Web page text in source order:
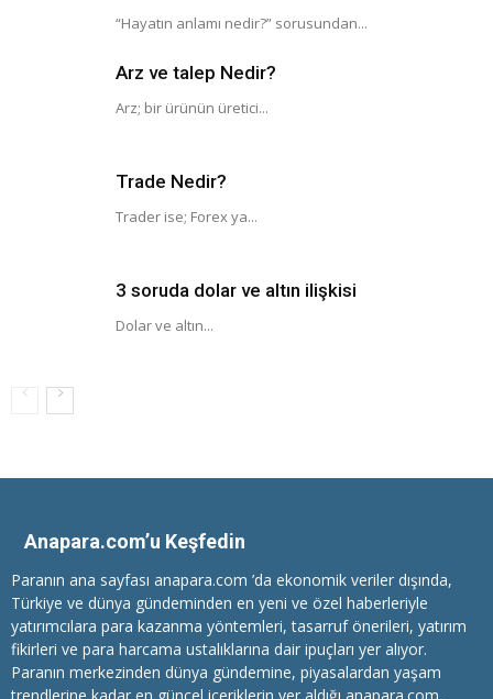
“Hayatın anlamı nedir?” sorusundan...
Arz ve talep Nedir?
Arz; bir ürünün üretici...
Trade Nedir?
Trader ise; Forex ya...
3 soruda dolar ve altın ilişkisi
Dolar ve altın...
Anapara.com’u Keşfedin
Paranın ana sayfası anapara.com ’da ekonomik veriler dışında,
Türkiye ve dünya gündeminden en yeni ve özel haberleriyle
yatırımcılara para kazanma yöntemleri, tasarruf önerileri, yatırım
fikirleri ve para harcama ustalıklarına dair ipuçları yer alıyor.
Paranın merkezinden dünya gündemine, piyasalardan yaşam